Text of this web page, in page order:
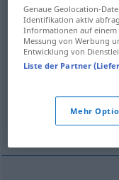
grado [ˈgraːdo]m
Übersicht aller
(Für mehr Details die
Dienstgrad
Genaue Geolocation-
Identifikation aktiv
Informationen auf einem
Messung von Werbung
Entwicklung von
Liste der Partner
Mehr